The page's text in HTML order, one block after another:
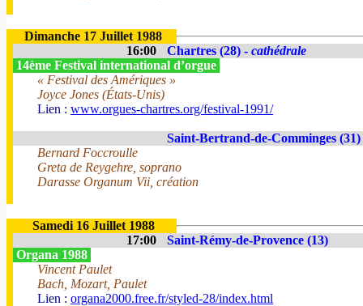
Dimanche 17 Juillet 1988
16:00
Chartres (28) - cathédrale
14ème Festival international d’orgue
« Festival des Amériques »
Joyce Jones (États-Unis)
Lien : www.orgues-chartres.org/festival-1991/
Saint-Bertrand-de-Comminges (31)
Bernard Foccroulle
Greta de Reygehre, soprano
Darasse Organum Vii, création
Samedi 16 Juillet 1988
17:00
Saint-Rémy-de-Provence (13)
Organa 1988
Vincent Paulet
Bach, Mozart, Paulet
Lien : organa2000.free.fr/styled-28/index.html